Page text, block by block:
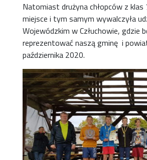
Natomiast drużyna chłopców z klas
miejsce i tym samym wywalczyła
Wojewódzkim w Człuchowie, gdzie
reprezentować naszą gminę i
października 2020.